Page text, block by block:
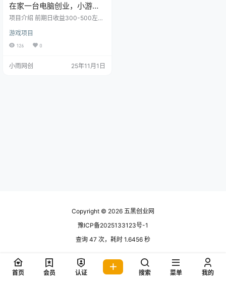
在家一台电脑创业，小游戏
赛道，项目稳定，上手快门
项目介绍 前期日收益300-500左
台电脑，一部手机，在家就可以自
己创业，学习两天上手，电脑最基
号，快手的平台存在，项目就会一
游戏项目
126 0
小雨网创 25年11月1日
Copyright © 2026 五黑创业网
豫ICP备2025133123号-1
查询 47 次，耗时 1.6456 秒
首页 会员 认证 搜索 菜单 我的